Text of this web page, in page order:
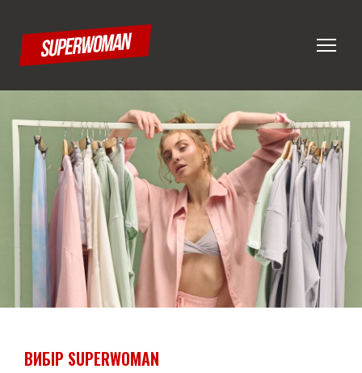
ВИБІР SUPERWOMAN